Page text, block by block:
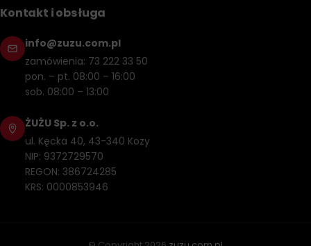
Kontakt i obsługa
info@zuzu.com.pl
zamówienia: 73 222 33 50
pon. – pt. 08:00 – 16:00
sob. 08:00 – 13:00
ŻUŻU Sp. z o.o.
ul. Kęcka 40, 43-340 Kozy
NIP: 9372729570
REGON: 386724285
KRS: 0000853946